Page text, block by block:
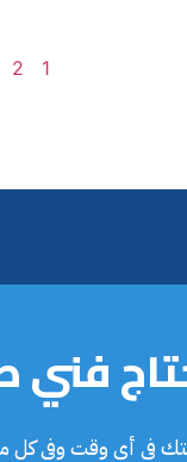
1
2
فني
في أي وقت وفي كل